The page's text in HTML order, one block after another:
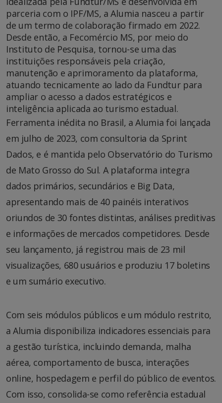
parceria com o IPF/MS, a Alumia nasceu a partir
de um termo de colaboração firmado em 2022.
Desde então, a Fecomércio MS, por meio do
Instituto de Pesquisa, tornou-se uma das
instituições responsáveis pela criação,
manutenção e aprimoramento da plataforma,
atuando tecnicamente ao lado da Fundtur para
ampliar o acesso a dados estratégicos e
inteligência aplicada ao turismo estadual.
Ferramenta inédita no Brasil, a Alumia foi lançada
em julho de 2023, com consultoria da Sprint
Dados, e é mantida pelo Observatório do Turismo
de Mato Grosso do Sul. A plataforma integra
dados primários, secundários e Big Data,
apresentando mais de 40 painéis interativos
oriundos de 30 fontes distintas, análises preditivas
e informações de mercados competidores. Desde
seu lançamento, já registrou mais de 23 mil
visualizações, 680 usuários e produziu 17 boletins
e um sumário executivo.
Com seis módulos públicos e um módulo restrito,
a Alumia disponibiliza indicadores essenciais para
a gestão turística, incluindo demanda, malha
aérea, comportamento de busca, interações
online, hospedagem e perfil do público de eventos.
Com isso, consolida-se como referência estadual